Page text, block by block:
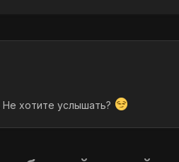
хотите услышать?